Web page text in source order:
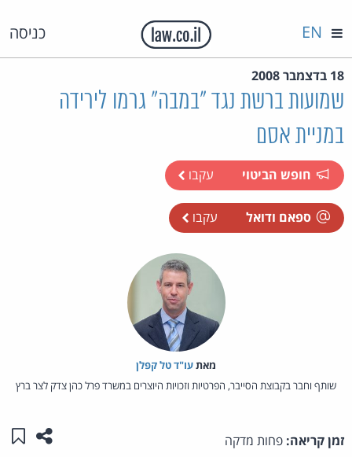
כניסה EN
18 בדצמבר 2008
שמועות ברשת נגד "במבה" גרמו לירידה
במניית אסם
חופש הביטוי עקבו
ספאם ודואל עקבו
מאת‏עו"ד טל קפלן
שותף וחבר בקבוצת הסייבר, הפרטיות וזכויות היוצרים במשרד פרל כהן צדק לצר ברץ
זמן קריאה: פחות מדקה שתפו